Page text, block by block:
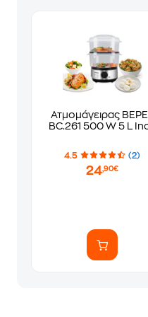
Ατμομάγειρας
BC.261 500 W 5 L
4.5 (2)
24,90€